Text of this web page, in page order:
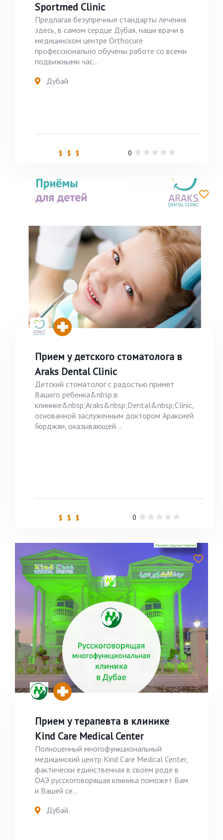
Sportmed Clinic
Предлагая безупречные стандарты лечения
здесь, в самом сердце Дубая, наши врачи в
медицинском центре Orthocure
профессионально обучены работе со всеми
подвижными час...
Дубай
$ $ $ 0
Прием у детского стоматолога в
Araks Dental Clinic
Детский стоматолог с радостью примет
Вашего ребенка&nbsp;в
клинике&nbsp;Araks&nbsp;Dental&nbsp;Clinic,
основанной заслуженным доктором Араксией
Гюрджян, оказывающей...
$ $ $ 0
Прием у терапевта в клинике
Kind Care Medical Center
Полноценный многофункциональный
медицинский центр Kind Care Medical Center,
фактически единственная в своем роде в
ОАЭ русскоговорящая клиника поможет Вам
и Вашей се...
Дубай